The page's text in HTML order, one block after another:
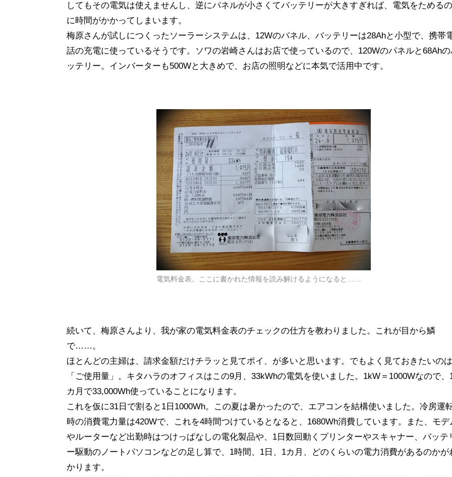
してもその電気は使えませんし、逆にパネルが小さくてバッテリーが大きすぎれば、電気をためるの
に時間がかかってしまいます。
梅原さんが試しにつくったソーラーシステムは、12Wのパネル、バッテリーは28Ahと小型で、携帯
話の充電に使っているそうです。ソワの岩崎さんはお店で使っているので、120Wのパネルと68Ah
ッテリー。インバーターも500Wと大きめで、お店の照明などに本気で活用中です。
電気料金表。ここに書かれた情報を読み解けるようになると……
続いて、梅原さんより、我が家の電気料金表のチェックの仕方を教わりました。これが目から鱗
で……。
ほとんどの主婦は、請求金額だけチラッと見てポイ、が多いと思います。でもよく見ておきたいのは
「ご使用量」。キタハラのオフィスはこの9月、33kWhの電気を使いました。1kW＝1000Wなので、
カ月で33,000Wh使っていることになります。
これを仮に31日で割ると1日1000Wh。この夏は暑かったので、エアコンを結構使いました。冷房運
時の消費電力量は420Wで、これを4時間つけているとなると、1680Wh消費しています。また、モデ
やルーターなど出勤時はつけっぱなしの電化製品や、1日数回動くプリンターやスキャナー、バッテ
ー駆動のノートパソコンなどの足し算で、1時間、1日、1カ月、どのくらいの電力消費があるのかが
かります。